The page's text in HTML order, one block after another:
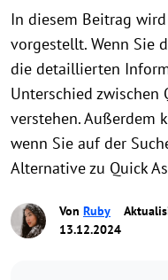
In diesem Beitrag
vorgestellt. Wenn Sie
die detaillierten
Unterschied zwischen
verstehen. Außerdem
wenn Sie auf der
Alternative zu Quick
Von Ruby
13.12.2024